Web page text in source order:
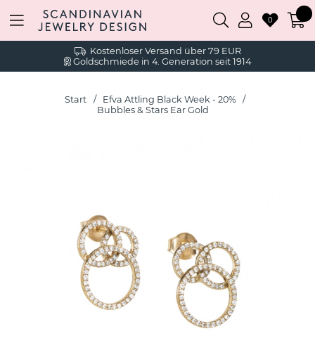
Kostenloser Versand über 79 EUR
Goldschmiede in 4. Generation seit 1914
0
Start
Efva Attling Black Week - 20%
Bubbles & Stars Ear Gold